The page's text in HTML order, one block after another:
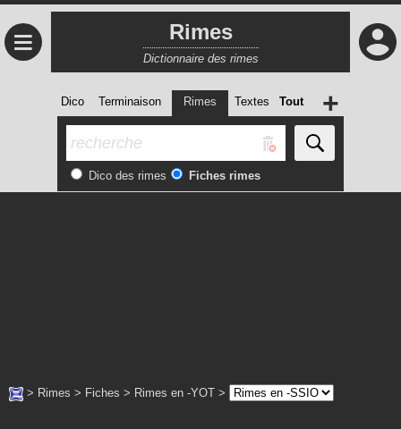
≡ Rimes
Dictionnaire des rimes
Dico Terminaison Rimes Textes Tout
Dico des rimes Fiches rimes
+
> Rimes > Fiches > Rimes en -YOT >